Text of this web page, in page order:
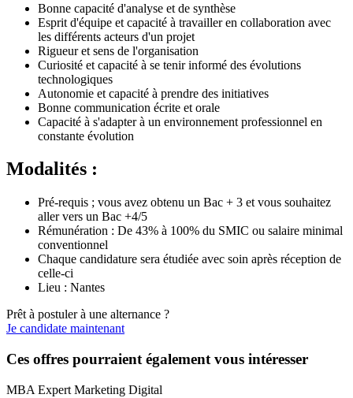
Bonne capacité d'analyse et de synthèse
Esprit d'équipe et capacité à travailler en collaboration avec
les différents acteurs d'un projet
Rigueur et sens de l'organisation
Curiosité et capacité à se tenir informé des évolutions
technologiques
Autonomie et capacité à prendre des initiatives
Bonne communication écrite et orale
Capacité à s'adapter à un environnement professionnel en
constante évolution
Modalités :
Pré-requis ; vous avez obtenu un Bac + 3 et vous souhaitez
aller vers un Bac +4/5
Rémunération : De 43% à 100% du SMIC ou salaire minimal
conventionnel
Chaque candidature sera étudiée avec soin après réception de
celle-ci
Lieu : Nantes
Prêt à postuler à une alternance ?
Je candidate maintenant
Ces offres pourraient également vous intéresser
MBA Expert Marketing Digital